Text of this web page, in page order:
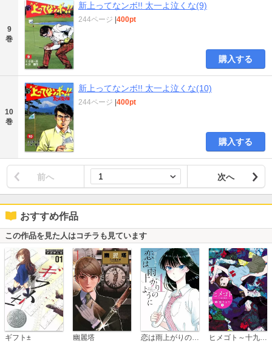
9
巻
新上ってなンボ!! 太一よ泣くな(9)
244ページ 400pt
購入する
10
巻
新上ってなンボ!! 太一よ泣くな(10)
244ページ 400pt
購入する
前へ 次へ
おすすめ作品
この作品を見た人はコチラも見ています
ギフト± 幽麗塔 恋は雨上がりのように ヒメゴト～十九歳の制服～